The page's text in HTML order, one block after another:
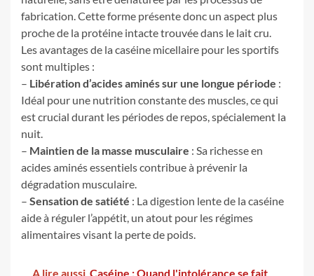
fabrication. Cette forme présente donc un aspect plus
proche de la protéine intacte trouvée dans le lait cru.
Les avantages de la caséine micellaire pour les sportifs
sont multiples :
– Libération d’acides aminés sur une longue période :
Idéal pour une nutrition constante des muscles, ce qui
est crucial durant les périodes de repos, spécialement la
nuit.
– Maintien de la masse musculaire : Sa richesse en
acides aminés essentiels contribue à prévenir la
dégradation musculaire.
– Sensation de satiété : La digestion lente de la caséine
aide à réguler l’appétit, un atout pour les régimes
alimentaires visant la perte de poids.
A lire aussi Caséine : Quand l'intolérance se fait